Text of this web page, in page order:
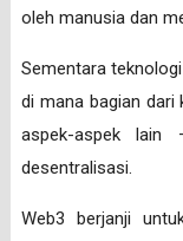
oleh manusia dan
Sementara
di mana bagian dari
aspek-aspek lain
desentralisasi.
Web3 berjanji